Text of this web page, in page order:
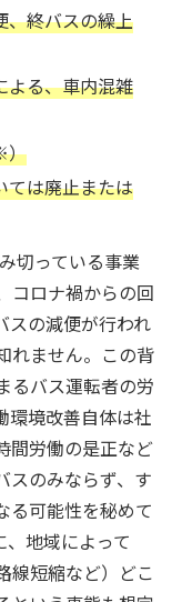
、終バスの繰上
よる、車内混雑
）
ては廃止または
切っている事業
コロナ禍からの回
スの減便が行われ
れません。この背
るバス運転者の労
環境改善自体は社
間労働の是正など
スのみならず、す
る可能性を秘めて
地域によって
線短縮など）どこ